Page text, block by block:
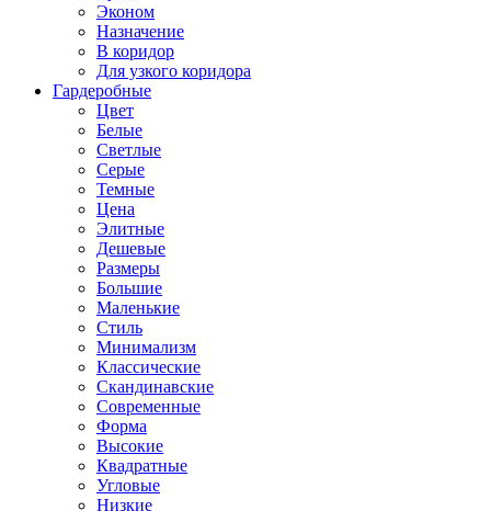
Эконом
Назначение
В коридор
Для узкого коридора
Гардеробные
Цвет
Белые
Светлые
Серые
Темные
Цена
Элитные
Дешевые
Размеры
Большие
Маленькие
Стиль
Минимализм
Классические
Скандинавские
Современные
Форма
Высокие
Квадратные
Угловые
Низкие